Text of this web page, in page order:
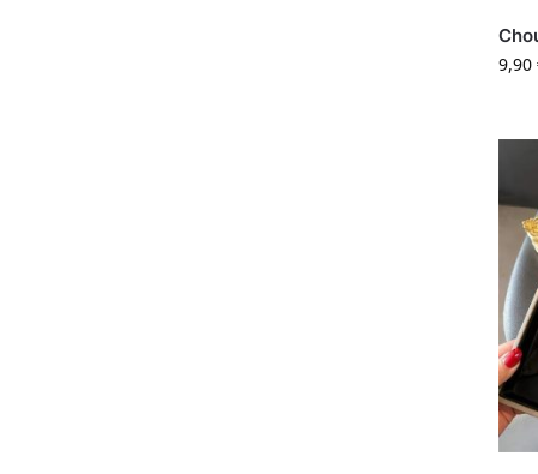
9,90